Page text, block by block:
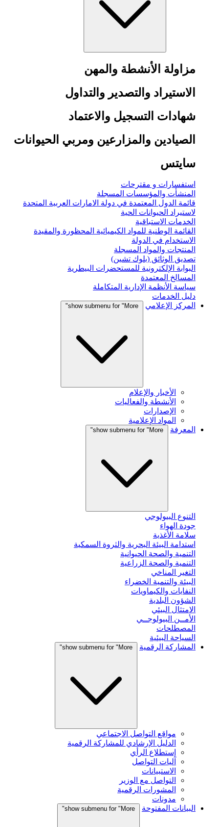
مزاولة الأنشطة والمهن
الاستيراد والتصدير والتداول
شهادات التسجيل والاعتماد
الصيادين والمزارعين ومربي الحيوانات
سايتس
استفسارات و مقترحات
المنشأت والمؤسسات المسجلة
قائمة الدول المعتمدة في دولة الامارات العربية المتحدة
لاستيراد الحيوانات الحية
الخدمات الاستباقية
القائمة الوطنية للمواد الكيميائية المحظورة والمقيدة
الاستخدام في الدولة
المنتجات والمواد المسجلة
تصديق الوثائق (بلوك تشين)
البوابة الإلكترونية للمستحضرات البيطرية
المسالخ المعتمدة
سياسة الأنظمة الإدارية المتكاملة
دليل الخدمات
المركز الإعلامي
show submenu for "More"
الأخبار والإعلام
الأنشطة والفعاليات
الإصدارات
المواد الإعلامية
المعرفة
show submenu for "More"
التنوع البيولوجي
جودة الهواء
سلامة الأغذية
استدامة البيئة البحرية والثروة السمكية
التنمية والصحة الحيوانية
التنمية والصحة الزراعية
التغير المناخي
البيئة والتنمية الخضراء
النفايات والكيماويات
الشؤون البلدية
الامتثال البيئي
الأمــن البيولوجــي
المصطلحات
السياحة البيئية
المشاركة الرقمية
show submenu for "More"
مواقع التواصل الاجتماعي
الدليل الإرشادي للمشاركة الرقمية
إستطلاع الرأي
آليات التواصل
الاستبيانات
التواصل مع الوزير
المشورات الرقمية
مدونات
البيانات المفتوحة
show submenu for "More"